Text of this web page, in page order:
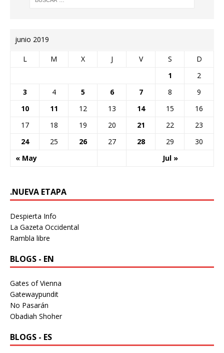
junio 2019
L M X J V S D
« May Jul »
1
2
3
4 5 6 7 8
9
10
11 12 13 14 15
16
17
18 19 20 21 22
23
24
25 26 27 28 29 30
.NUEVA ETAPA
Despierta Info
La Gazeta Occidental
Rambla libre
BLOGS - EN
Gates of Vienna
Gatewaypundit
No Pasarán
Obadiah Shoher
BLOGS - ES